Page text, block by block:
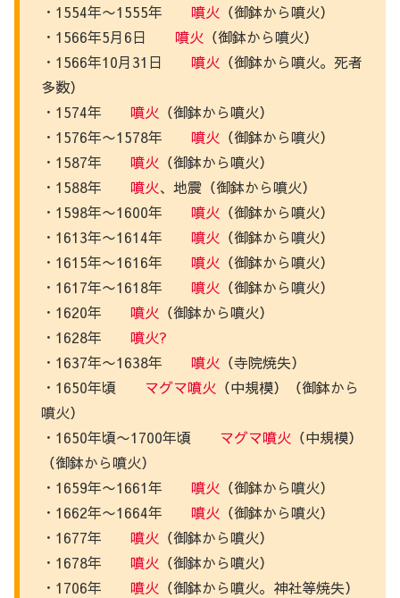
・1554年〜1555年 噴火 （御鉢から噴火）
・1566年5月6日 噴火 （御鉢から噴火）
・1566年10月31日 噴火 （御鉢から噴火。死者
多数）
・1574年 噴火 （御鉢から噴火）
・1576年〜1578年 噴火 （御鉢から噴火）
・1587年 噴火 （御鉢から噴火）
・1588年 噴火、地震（御鉢から噴火）
・1598年〜1600年 噴火 （御鉢から噴火）
・1613年〜1614年 噴火 （御鉢から噴火）
・1615年〜1616年 噴火 （御鉢から噴火）
・1617年〜1618年 噴火 （御鉢から噴火）
・1620年 噴火 （御鉢から噴火）
・1628年 噴火?
・1637年〜1638年 噴火 （寺院焼失）
・1650年頃 マグマ噴火 （中規模）（御鉢から
噴火）
・1650年頃〜1700年頃 マグマ噴火 （中規模）
（御鉢から噴火）
・1659年〜1661年 噴火 （御鉢から噴火）
・1662年〜1664年 噴火 （御鉢から噴火）
・1677年 噴火 （御鉢から噴火）
・1678年 噴火 （御鉢から噴火）
・1706年 噴火 （御鉢から噴火。神社等焼失）